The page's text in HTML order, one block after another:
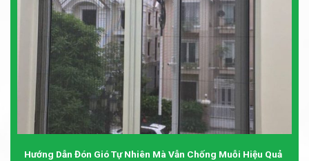
Hướng Dẫn Đón Gió Tự Nhiên Mà Vẫn Chống Muỗi Hiệu Quả